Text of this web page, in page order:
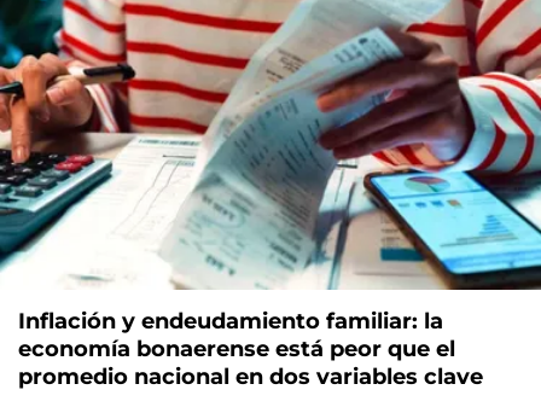
Inflación y endeudamiento familiar: la
economía bonaerense está peor que el
promedio nacional en dos variables clave